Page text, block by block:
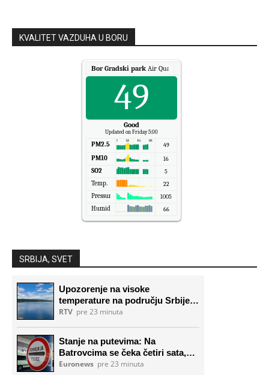
KVALITET VAZDUHA U BORU
Bor Gradski park Air Quality.
49
Good
Updated on Friday 5:00
PM2.5 49
PM10 16
SO2 5
Temp. 22
Pressure 1005
Humidity 66
SRBIJA, SVET